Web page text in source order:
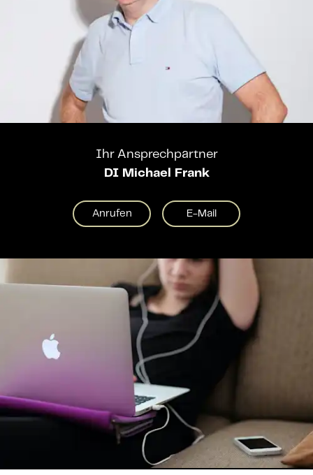
Ihr Ansprechpartner
DI Michael Frank
Anrufen E-Mail